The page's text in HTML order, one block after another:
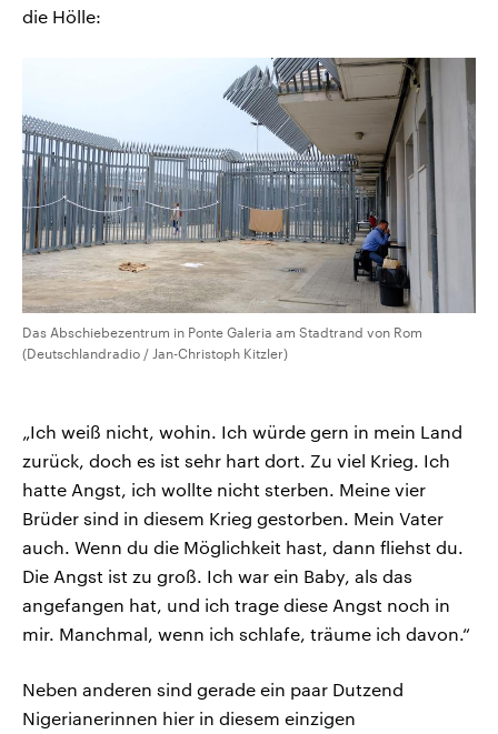
die Hölle:
Das Abschiebezentrum in Ponte Galeria am Stadtrand von Rom
(Deutschlandradio / Jan-Christoph Kitzler)
„Ich weiß nicht, wohin. Ich würde gern in mein Land
zurück, doch es ist sehr hart dort. Zu viel Krieg. Ich
hatte Angst, ich wollte nicht sterben. Meine vier
Brüder sind in diesem Krieg gestorben. Mein Vater
auch. Wenn du die Möglichkeit hast, dann fliehst du.
Die Angst ist zu groß. Ich war ein Baby, als das
angefangen hat, und ich trage diese Angst noch in
mir. Manchmal, wenn ich schlafe, träume ich davon.“
Neben anderen sind gerade ein paar Dutzend
Nigerianerinnen hier in diesem einzigen